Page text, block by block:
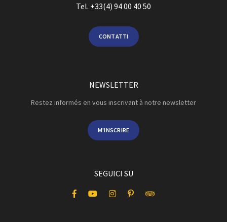
Tel. +33(4) 94 00 40 50
CONTATTI
NEWSLETTER
Restez informés en vous inscrivant à notre newsletter
M'INSCRIRE
SEGUICI SU